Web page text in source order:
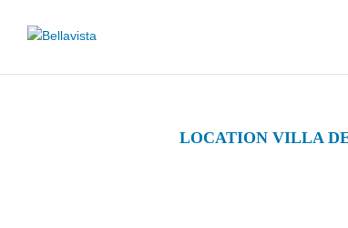
LOCATION VILLA